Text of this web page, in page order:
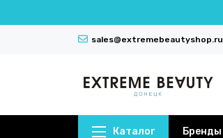
sales@extremebeautyshop.ru
Каталог Бренды